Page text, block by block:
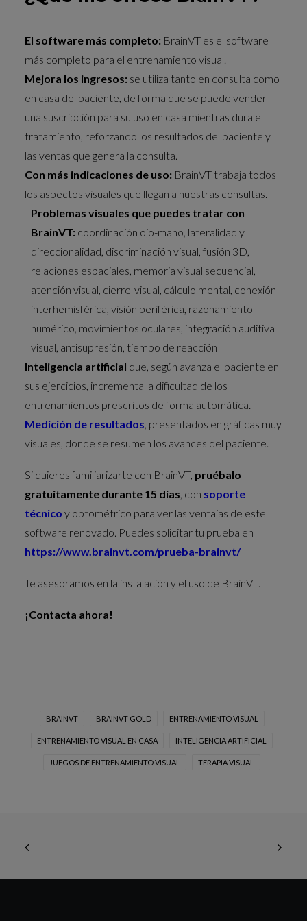
El software más completo: BrainVT es el software
más completo para el entrenamiento visual.
Mejora los ingresos: se utiliza tanto en consulta como
en casa del paciente, de forma que se puede vender
una suscripción para su uso en casa mientras dura el
tratamiento, reforzando los resultados del paciente y
las ventas que genera la consulta.
Con más indicaciones de uso: BrainVT trabaja todos
los aspectos visuales que llegan a nuestras consultas.
Problemas visuales que puedes tratar con
BrainVT: coordinación ojo-mano, lateralidad y
direccionalidad, discriminación visual, fusión 3D,
relaciones espaciales, memoria visual secuencial,
atención visual, cierre-visual, cálculo mental, conexión
interhemisférica, visión periférica, razonamiento
numérico, movimientos oculares, integración auditiva
visual, antisupresión, tiempo de reacción
Inteligencia artificial que, según avanza el paciente en
sus ejercicios, incrementa la dificultad de los
entrenamientos prescritos de forma automática.
Medición de resultados, presentados en gráficas muy
visuales, donde se resumen los avances del paciente.
Si quieres familiarizarte con BrainVT, pruébalo
gratuitamente durante 15 días, con soporte
técnico y optométrico para ver las ventajas de este
software renovado. Puedes solicitar tu prueba en
https://www.brainvt.com/prueba-brainvt/
Te asesoramos en la instalación y el uso de BrainVT.
¡Contacta ahora!
BRAINVT BRAINVT GOLD ENTRENAMIENTO VISUAL
ENTRENAMIENTO VISUAL EN CASA INTELIGENCIA ARTIFICIAL
JUEGOS DE ENTRENAMIENTO VISUAL TERAPIA VISUAL